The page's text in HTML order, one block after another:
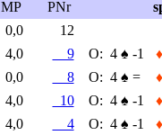
MP
PNr
0,0
12
4,0
9 O: 4 ♠ -1
♦
0,0
8 O: 4 ♠ =
♦
4,0
10 O: 4 ♠ -1
♦
4,0
4 O: 4 ♠ -1
♦